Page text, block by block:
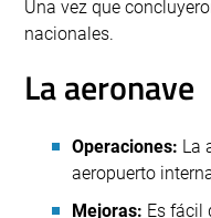
Una vez que
nacionales.
La aeronave
Operaciones: La
aeropuerto
Mejoras: Es fácil